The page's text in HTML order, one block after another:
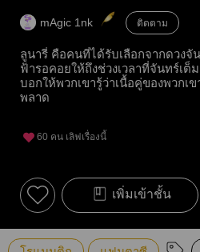
mAgic 1nk ติดตาม
ลูนารี่ คือคนที่ได้รับเลือกจากดวงจั
ฟ้ารอคอยให้ถึงช่วงเวลาที่จันทร์เต็
บอกให้พวกเขารู้ว่าเนื้อคู่ของพวกเ
พลาด
60 คน เลิฟเรื่องนี้
เพิ่มเข้าชั้น